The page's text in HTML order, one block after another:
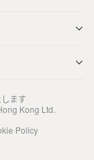
ます
Kong Ltd.
Policy